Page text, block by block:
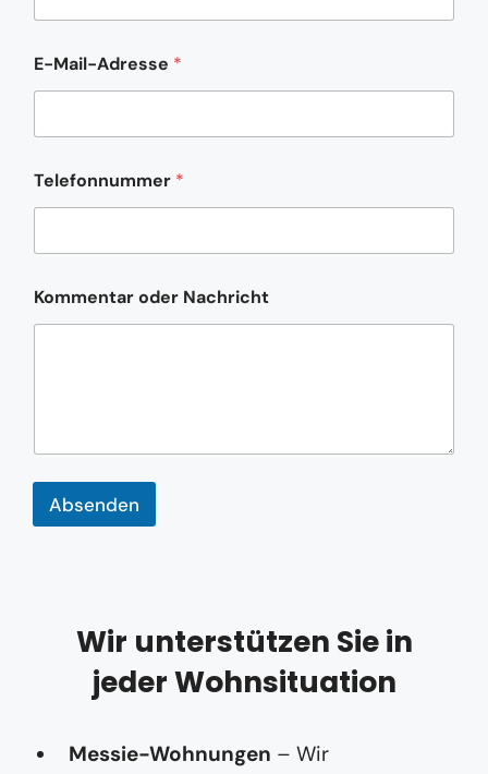
E-Mail-Adresse *
a
c
r
c
h
t
Telefonnummer *
Kommentar oder Nachricht
Absenden
Wir unterstützen Sie in
jeder Wohnsituation
Messie-Wohnungen – Wir